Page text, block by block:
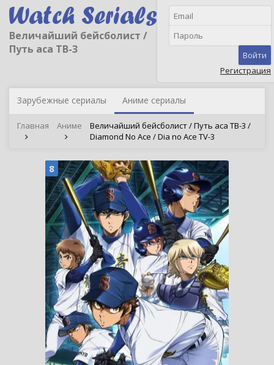
Величайший бейсболист /
Путь аса ТВ-3
Войти
Регистрация
Зарубежные сериалы Аниме сериалы
Главная Аниме
Величайший бейсболист / Путь аса ТВ-3 /
Diamond No Ace / Dia no Ace TV-3
8